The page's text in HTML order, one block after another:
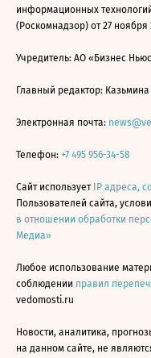
информационных
(Роскомнадзор) от 27
Учредитель: АО «Бизнес
Главный редактор:
Электронная почта:
Телефон: +7 495 956-34-58
Сайт использует IP адреса,
Пользователей сайта,
в отношении обработки
Медиа»
Любое использование
соблюдении правил
vedomosti.ru
Новости, аналитика,
на данном сайте, не